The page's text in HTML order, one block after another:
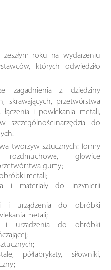
roku na wydarzeniu
których odwiedziło
zagadnienia z dziedziny
skrawających, przetwórstwa
i powlekania metali,
do
tworzyw sztucznych: formy
głowice
gumy;​​
metali​;
i materiały do inżynierii
i urządzenia do obróbki
metali​​;
i urządzenia do obróbki
półfabrykaty, siłowniki,